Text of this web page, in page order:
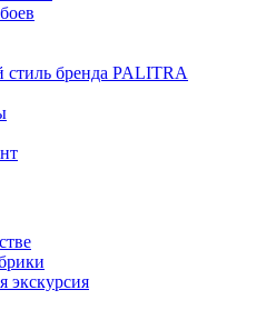
бренда PALITRA
экскурсия